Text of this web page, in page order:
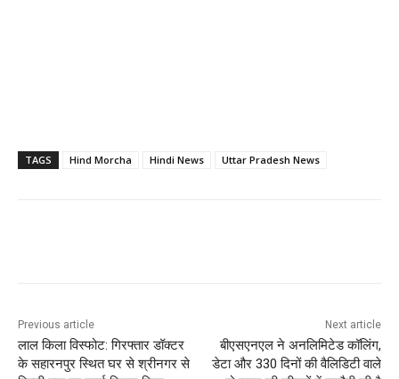
TAGS Hind Morcha Hindi News Uttar Pradesh News
Previous article
लाल किला विस्फोट: गिरफ्तार डॉक्टर
के सहारनपुर स्थित घर से श्रीनगर से
Next article
बीएसएनएल ने अनलिमिटेड कॉलिंग,
डेटा और 330 दिनों की वैलिडिटी वाले